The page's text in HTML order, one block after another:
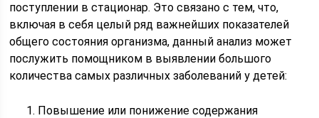
поступлении в стационар. Это связано с тем, что,
включая в себя целый ряд важнейших показателей
общего состояния организма, данный анализ может
послужить помощником в выявлении большого
количества самых различных заболеваний у детей:
Повышение или понижение содержания